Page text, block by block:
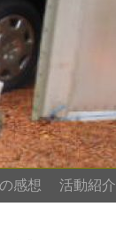
感想 活動紹介